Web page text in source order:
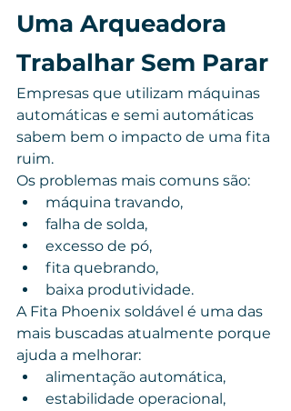
Uma Arqueadora
Trabalhar Sem Parar
Empresas que utilizam máquinas
automáticas e semi automáticas
sabem bem o impacto de uma fita
ruim.
Os problemas mais comuns são:
máquina travando,
falha de solda,
excesso de pó,
fita quebrando,
baixa produtividade.
A Fita Phoenix soldável é uma das
mais buscadas atualmente porque
ajuda a melhorar:
alimentação automática,
estabilidade operacional,